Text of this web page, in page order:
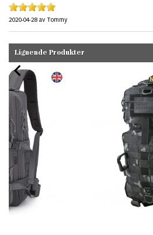
2020-04-28avTommy
Lignende Produkter